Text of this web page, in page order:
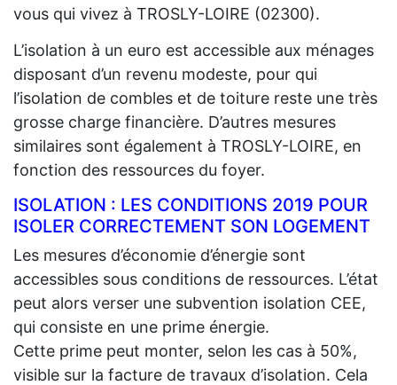
vous qui vivez à TROSLY-LOIRE (02300).
L’isolation à un euro est accessible aux ménages
disposant d’un revenu modeste, pour qui
l’isolation de combles et de toiture reste une très
grosse charge financière. D’autres mesures
similaires sont également à TROSLY-LOIRE, en
fonction des ressources du foyer.
ISOLATION : LES CONDITIONS 2019 POUR
ISOLER CORRECTEMENT SON LOGEMENT
Les mesures d’économie d’énergie sont
accessibles sous conditions de ressources. L’état
peut alors verser une subvention isolation CEE,
qui consiste en une prime énergie.
Cette prime peut monter, selon les cas à 50%,
visible sur la facture de travaux d’isolation. Cela